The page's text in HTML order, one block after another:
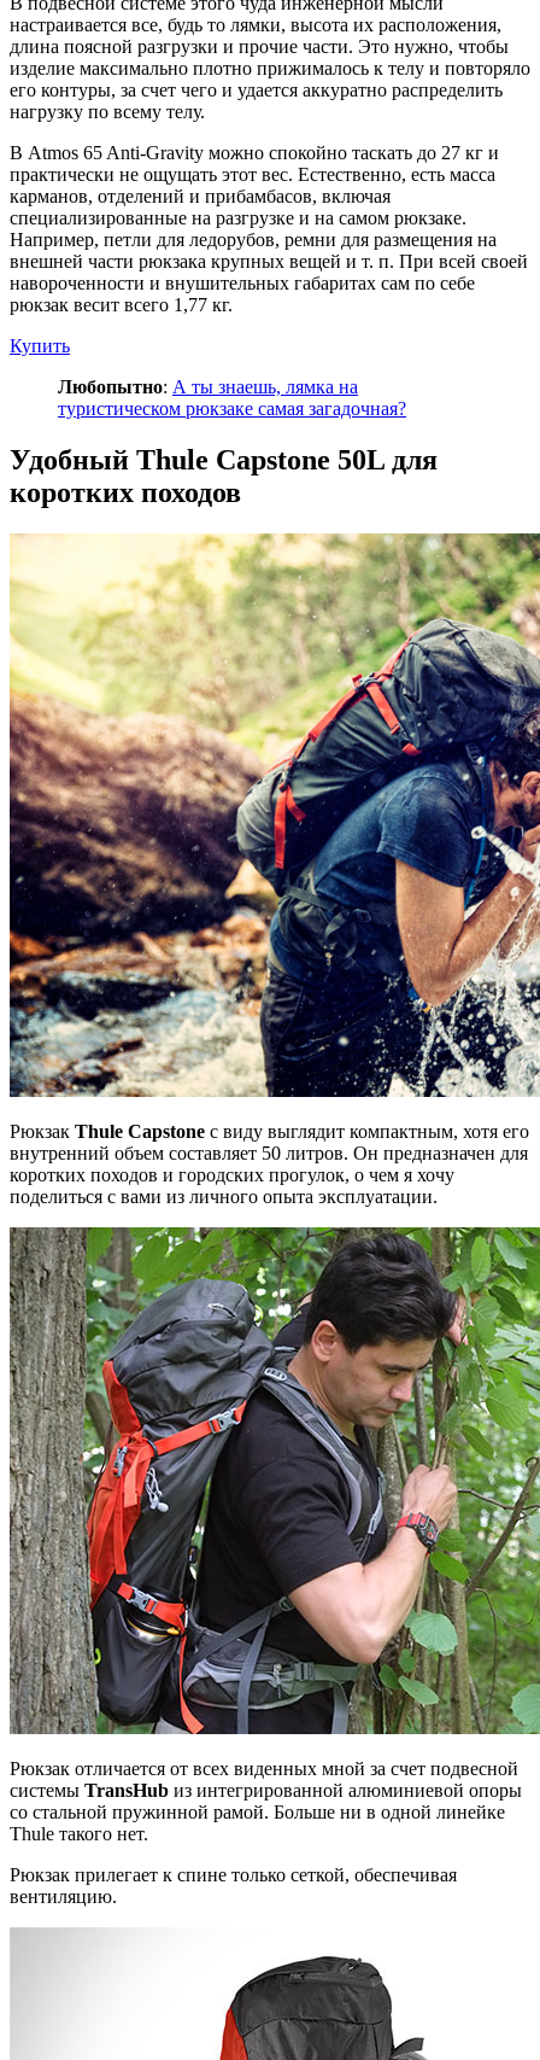
настраивается все, будь то лямки, высота их расположения,
длина поясной разгрузки и прочие части. Это нужно, чтобы
изделие максимально плотно прижималось к телу и повторяло
его контуры, за счет чего и удается аккуратно распределить
нагрузку по всему телу.
В Atmos 65 Anti-Gravity можно спокойно таскать до 27 кг и
практически не ощущать этот вес. Естественно, есть масса
карманов, отделений и прибамбасов, включая
специализированные на разгрузке и на самом рюкзаке.
Например, петли для ледорубов, ремни для размещения на
внешней части рюкзака крупных вещей и т. п. При всей своей
навороченности и внушительных габаритах сам по себе
рюкзак весит всего 1,77 кг.
Купить
Любопытно: А ты знаешь, лямка на
туристическом рюкзаке самая загадочная?
Удобный Thule Capstone 50L для
коротких походов
Рюкзак Thule Capstone c виду выглядит компактным, хотя его
внутренний объем составляет 50 литров. Он предназначен для
коротких походов и городских прогулок, о чем я хочу
поделиться с вами из личного опыта эксплуатации.
Рюкзак отличается от всех виденных мной за счет подвесной
системы TransHub из интегрированной алюминиевой опоры
со стальной пружинной рамой. Больше ни в одной линейке
Thule такого нет.
Рюкзак прилегает к спине только сеткой, обеспечивая
вентиляцию.